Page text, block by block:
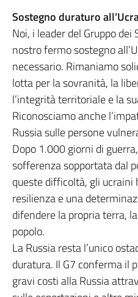
Sostegno duraturo
Noi, i leader del Gruppo
nostro fermo sostegno
necessario. Rimaniamo
lotta per la sovranità, la
l’integrità territoriale e la
Riconosciamo anche
Russia sulle persone
Dopo 1.000 giorni di
sofferenza sopportata dal
queste difficoltà, gli
resilienza e una
difendere la propria terra,
popolo.
La Russia resta l’unico
duratura. Il G7 conferma il
gravi costi alla Russia